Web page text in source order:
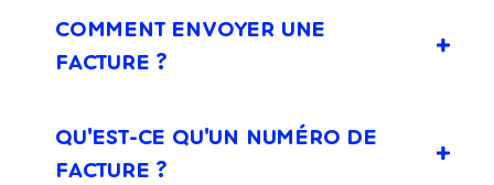
COMMENT ENVOYER UNE
FACTURE ?
QU'EST-CE QU'UN NUMÉRO DE
FACTURE ?